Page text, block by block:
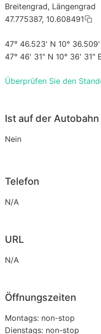
Breitengrad, Längengrad
47.775387, 10.608491
47° 46.523' N 10° 36.509'
47° 46' 31" N 10° 36' 31"
Überprüfen Sie den
Ist auf der Autobahn
Nein
Telefon
N/A
URL
N/A
Öffnungszeiten
Montags: non-stop
Dienstags: non-stop